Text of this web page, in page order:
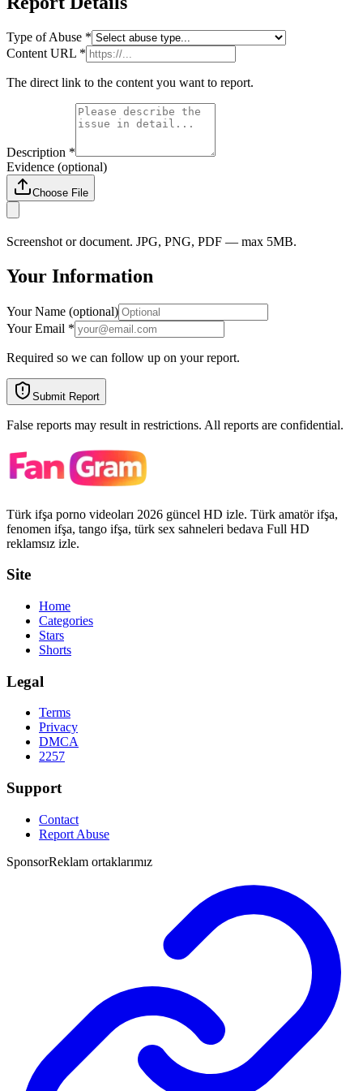
Type of Abuse *
Content URL *
The direct link to the content you want to report.
Description *
Evidence (optional)
Choose File
Screenshot or document. JPG, PNG, PDF — max 5MB.
Your Information
Your Name (optional)
Your Email *
Required so we can follow up on your report.
Submit Report
False reports may result in restrictions. All reports are confidential.
Türk ifşa porno videoları 2026 güncel HD izle. Türk amatör ifşa,
fenomen ifşa, tango ifşa, türk sex sahneleri bedava Full HD
reklamsız izle.
Site
Home
Categories
Stars
Shorts
Legal
Terms
Privacy
DMCA
2257
Support
Contact
Report Abuse
SponsorReklam ortaklarımız